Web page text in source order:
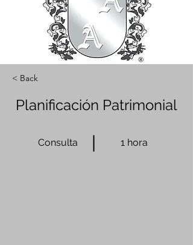
< Back
Planificación Patrimonial
Consulta 1 hora